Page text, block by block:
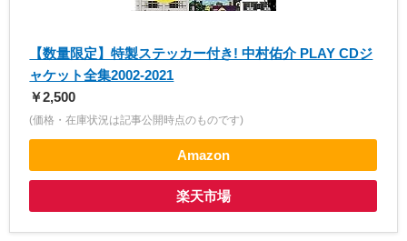
【数量限定】特製ステッカー付き! 中村佑介 PLAY CDジ
ャケット全集2002-2021
￥2,500
(価格・在庫状況は記事公開時点のものです)
Amazon
楽天市場